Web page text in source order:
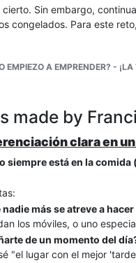
cierto. Sin embargo,
congelados. Para este
EMPIEZO A EMPRENDER? -
made by
clara en
siempre está en la
nadie más se atreve a
los móviles, o uno
de un momento del
"el lugar con el mejor